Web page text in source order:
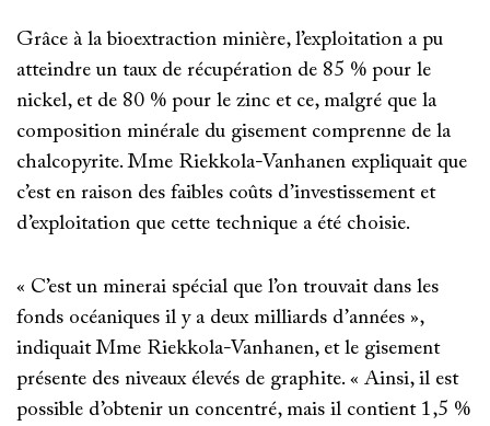
Grâce à la bioextraction minière, l’exploitation a pu
atteindre un taux de récupération de 85 % pour le
nickel, et de 80 % pour le zinc et ce, malgré que la
composition minérale du gisement comprenne de la
chalcopyrite. Mme Riekkola-Vanhanen expliquait que
c’est en raison des faibles coûts d’investissement et
d’exploitation que cette technique a été choisie.
« C’est un minerai spécial que l’on trouvait dans les
fonds océaniques il y a deux milliards d’années »,
indiquait Mme Riekkola-Vanhanen, et le gisement
présente des niveaux élevés de graphite. « Ainsi, il est
possible d’obtenir un concentré, mais il contient 1,5 %